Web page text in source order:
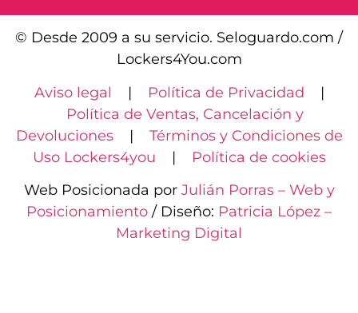
© Desde 2009 a su servicio. Seloguardo.com /
Lockers4You.com
Aviso legal | Política de Privacidad |
Política de Ventas, Cancelación y
Devoluciones| Términos y Condiciones de
Uso Lockers4you |
Política de cookies
Web Posicionada por Julián Porras – Web y
Posicionamiento / Diseño: Patricia López –
Marketing Digital